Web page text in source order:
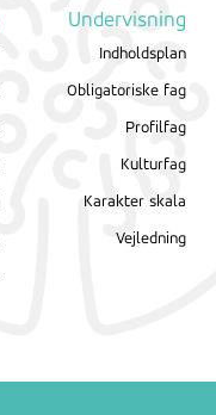
Undervisning
Indholdsplan
Obligatoriske fag
Profilfag
Kulturfag
Karakter skala
Vejledning